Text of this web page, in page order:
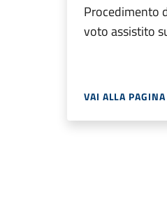
Procedimento
voto assistito
VAI ALLA PAGINA